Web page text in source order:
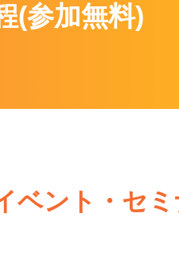
(参加無料)
ベント・セ